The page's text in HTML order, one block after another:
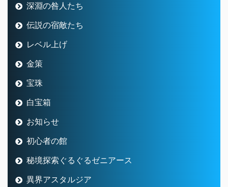
深淵の咎人たち
伝説の宿敵たち
レベル上げ
金策
宝珠
白宝箱
お知らせ
初心者の館
秘境探索ぐるぐるゼニアース
異界アスタルジア